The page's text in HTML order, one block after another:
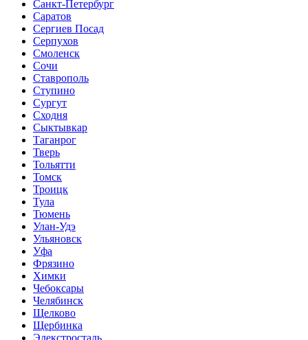
Санкт-Петербург
Саратов
Сергиев Посад
Серпухов
Смоленск
Сочи
Ставрополь
Ступино
Сургут
Сходня
Сыктывкар
Таганрог
Тверь
Тольятти
Томск
Троицк
Тула
Тюмень
Улан-Удэ
Ульяновск
Уфа
Фрязино
Химки
Чебоксары
Челябинск
Щелково
Щербинка
Элекстросталь